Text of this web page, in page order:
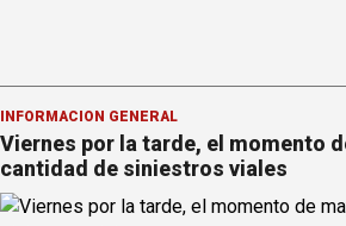
INFORMACION GENERAL
Viernes por la tarde, el momento
cantidad de siniestros viales